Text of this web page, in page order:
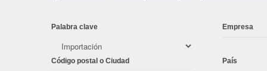
Palabra clave Empresa
Código postal o Ciudad País